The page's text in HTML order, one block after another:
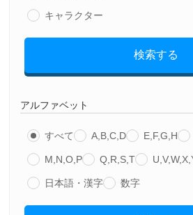
キャラクター
検索する
アルファベット
すべて A,B,C,D E,F,G,H
M,N,O,P Q,R,S,T
日本語・漢字 数字